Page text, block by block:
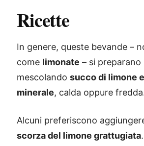
Ricette
In genere, queste bevande –
come limonate – si preparano
mescolando succo di limone
minerale, calda oppure
Alcuni preferiscono
scorza del limone grattugiata.